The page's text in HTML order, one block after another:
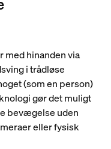
hinanden via
i trådløse
(som en person)
gør det muligt
bevægelse uden
eller fysisk